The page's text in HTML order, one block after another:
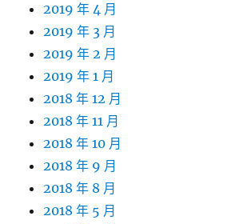
2019 年 4 月
2019 年 3 月
2019 年 2 月
2019 年 1 月
2018 年 12 月
2018 年 11 月
2018 年 10 月
2018 年 9 月
2018 年 8 月
2018 年 5 月